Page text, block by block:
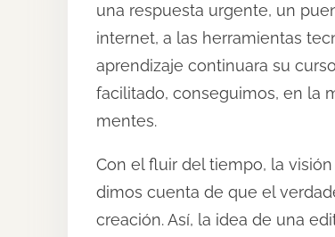
o
:
una respuesta urgente, un
internet, a las herramientas
aprendizaje continuara su
facilitado, conseguimos, en la
mentes.
Con el fluir del tiempo, la
dimos cuenta de que el
creación. Así, la idea de una